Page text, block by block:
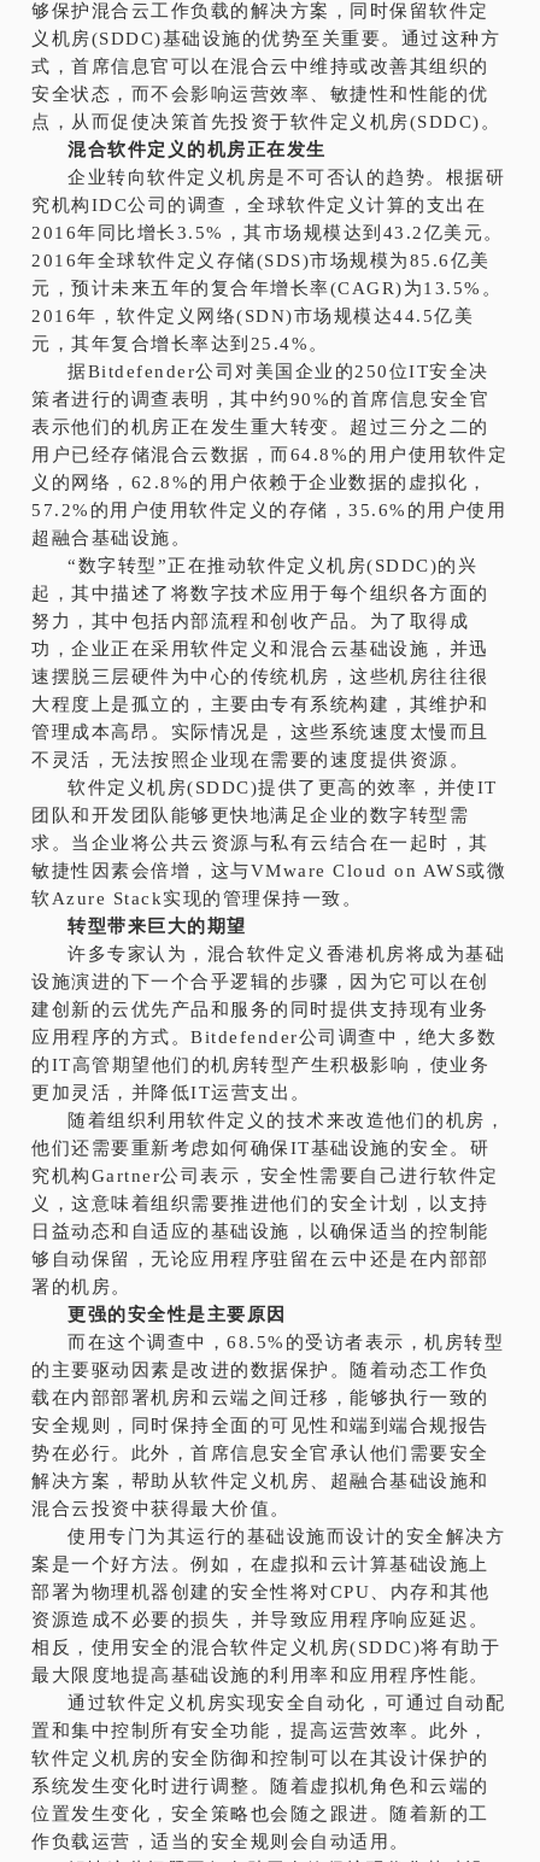
够保护混合云工作负载的解决方案，同时保留软件定
义机房(SDDC)基础设施的优势至关重要。通过这种方
式，首席信息官可以在混合云中维持或改善其组织的
安全状态，而不会影响运营效率、敏捷性和性能的优
点，从而促使决策首先投资于软件定义机房(SDDC)。
混合软件定义的机房正在发生
企业转向软件定义机房是不可否认的趋势。根据研
究机构IDC公司的调查，全球软件定义计算的支出在
2016年同比增长3.5%，其市场规模达到43.2亿美元。
2016年全球软件定义存储(SDS)市场规模为85.6亿美
元，预计未来五年的复合年增长率(CAGR)为13.5%。
2016年，软件定义网络(SDN)市场规模达44.5亿美
元，其年复合增长率达到25.4%。
据Bitdefender公司对美国企业的250位IT安全决
策者进行的调查表明，其中约90%的首席信息安全官
表示他们的机房正在发生重大转变。超过三分之二的
用户已经存储混合云数据，而64.8%的用户使用软件定
义的网络，62.8%的用户依赖于企业数据的虚拟化，
57.2%的用户使用软件定义的存储，35.6%的用户使用
超融合基础设施。
“数字转型”正在推动软件定义机房(SDDC)的兴
起，其中描述了将数字技术应用于每个组织各方面的
努力，其中包括内部流程和创收产品。为了取得成
功，企业正在采用软件定义和混合云基础设施，并迅
速摆脱三层硬件为中心的传统机房，这些机房往往很
大程度上是孤立的，主要由专有系统构建，其维护和
管理成本高昂。实际情况是，这些系统速度太慢而且
不灵活，无法按照企业现在需要的速度提供资源。
软件定义机房(SDDC)提供了更高的效率，并使IT
团队和开发团队能够更快地满足企业的数字转型需
求。当企业将公共云资源与私有云结合在一起时，其
敏捷性因素会倍增，这与VMware Cloud on AWS或微
软Azure Stack实现的管理保持一致。
转型带来巨大的期望
许多专家认为，混合软件定义香港机房将成为基础
设施演进的下一个合乎逻辑的步骤，因为它可以在创
建创新的云优先产品和服务的同时提供支持现有业务
应用程序的方式。Bitdefender公司调查中，绝大多数
的IT高管期望他们的机房转型产生积极影响，使业务
更加灵活，并降低IT运营支出。
随着组织利用软件定义的技术来改造他们的机房，
他们还需要重新考虑如何确保IT基础设施的安全。研
究机构Gartner公司表示，安全性需要自己进行软件定
义，这意味着组织需要推进他们的安全计划，以支持
日益动态和自适应的基础设施，以确保适当的控制能
够自动保留，无论应用程序驻留在云中还是在内部部
署的机房。
更强的安全性是主要原因
而在这个调查中，68.5%的受访者表示，机房转型
的主要驱动因素是改进的数据保护。随着动态工作负
载在内部部署机房和云端之间迁移，能够执行一致的
安全规则，同时保持全面的可见性和端到端合规报告
势在必行。此外，首席信息安全官承认他们需要安全
解决方案，帮助从软件定义机房、超融合基础设施和
混合云投资中获得最大价值。
使用专门为其运行的基础设施而设计的安全解决方
案是一个好方法。例如，在虚拟和云计算基础设施上
部署为物理机器创建的安全性将对CPU、内存和其他
资源造成不必要的损失，并导致应用程序响应延迟。
相反，使用安全的混合软件定义机房(SDDC)将有助于
最大限度地提高基础设施的利用率和应用程序性能。
通过软件定义机房实现安全自动化，可通过自动配
置和集中控制所有安全功能，提高运营效率。此外，
软件定义机房的安全防御和控制可以在其设计保护的
系统发生变化时进行调整。随着虚拟机角色和云端的
位置发生变化，安全策略也会随之跟进。随着新的工
作负载运营，适当的安全规则会自动适用。